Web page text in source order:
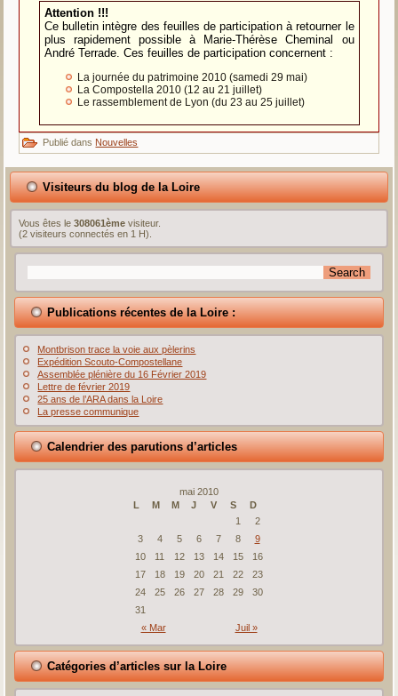
Attention !!!
Ce bulletin intègre des feuilles de participation à retourner le
plus rapidement possible à Marie-Thérèse Cheminal ou
André Terrade. Ces feuilles de participation concernent :
La journée du patrimoine 2010 (samedi 29 mai)
La Compostella 2010 (12 au 21 juillet)
Le rassemblement de Lyon (du 23 au 25 juillet)
Publié dans Nouvelles
Visiteurs du blog de la Loire
Vous êtes le308061ème visiteur.
(2 visiteurs connectés en 1 H).
Publications récentes de la Loire :
Montbrison trace la voie aux pèlerins
Expédition Scouto-Compostellane
Assemblée plénière du 16 Février 2019
Lettre de février 2019
25 ans de l’ARA dans la Loire
La presse communique
Calendrier des parutions d’articles
mai 2010
L
M M J V S D
« Mar Juil »
1
2
3
4 5 6 7 8
9
10
11 12 13 14 15
16
17
18 19 20 21 22
23
24
25 26 27 28 29
30
31
Catégories d’articles sur la Loire